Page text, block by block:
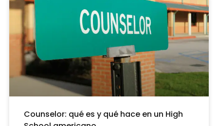
Counselor: qué es y qué hace en un High